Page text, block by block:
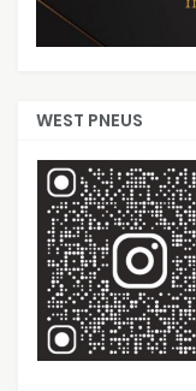
WEST PNEUS